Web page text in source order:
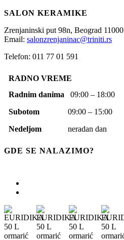
SALON KERAMIKE
Zrenjaninski put 98n, Beograd 11000
Email: salonzrenjaninac@triniti.rs
Telefon: 011 77 01 591
RADNO VREME
Radnim danima 09:00 – 18:00
Subotom 09:00 – 15:00
Nedeljom neradan dan
GDE SE NALAZIMO?